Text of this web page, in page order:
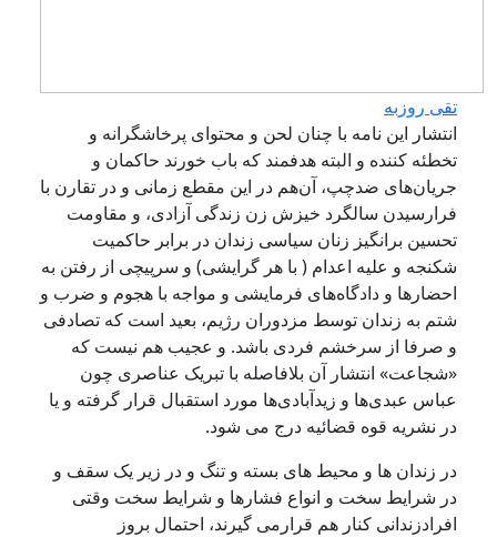
روزبه
این نامه با چنان لحن و محتوای پرخاشگرانه و
کننده و البته هدفمند که باب خورند حاکمان و
ضدچپ‌، آن‌هم در این مقطع زمانی و در تقارن با
سالگرد خیزش زن زندگی آزادی، و مقاومت
برانگیز زنان سیاسی زندان در برابر حاکمیت
و علیه اعدام ( با هر گرایشی) و سرپیچی از رفتن به
و دادگاه‌های فرمایشی و مواجه با هجوم و ضرب و
به زندان توسط مزدوران رژیم، بعید است که تصادفی
صرفا از سرخشم فردی باشد. و عجیب هم نیست که
انتشار آن بلافاصله با تبریک عناصری چون
عبدی‌ها و زیدآبادی‌ها مورد استقبال قرار گرفته و یا
نشریه قوه قضائیه درج می شود.
زندان‌ ها و محیط های بسته و تنگ و در زیر یک سقف و
شرایط سخت و انواع فشارها و شرایط سخت وقتی
کنار هم قرارمی گیرند، احتمال بروز